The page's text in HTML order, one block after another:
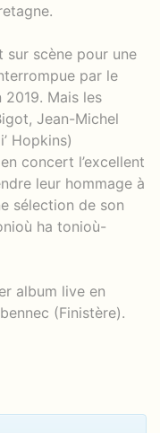
sur scène pour une
par le
2019. Mais les
Jean-Michel
Hopkins)
concert l’excellent
leur hommage à
sélection de son
ha tonioù-
album live en
(Finistère).